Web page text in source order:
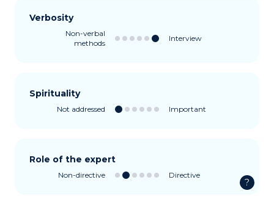
Verbosity
Non-verbal
methods
Interview
Spirituality
Not addressed Important
Role of the expert
Non-directive Directive
?